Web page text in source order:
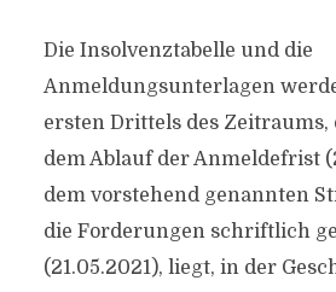
Die Insolvenztabelle und die
Anmeldungsunterlagen
ersten Drittels des Zeitraums,
dem Ablauf der Anmeldefrist
dem vorstehend genannten
die Forderungen schriftlich
(21.05.2021), liegt, in der